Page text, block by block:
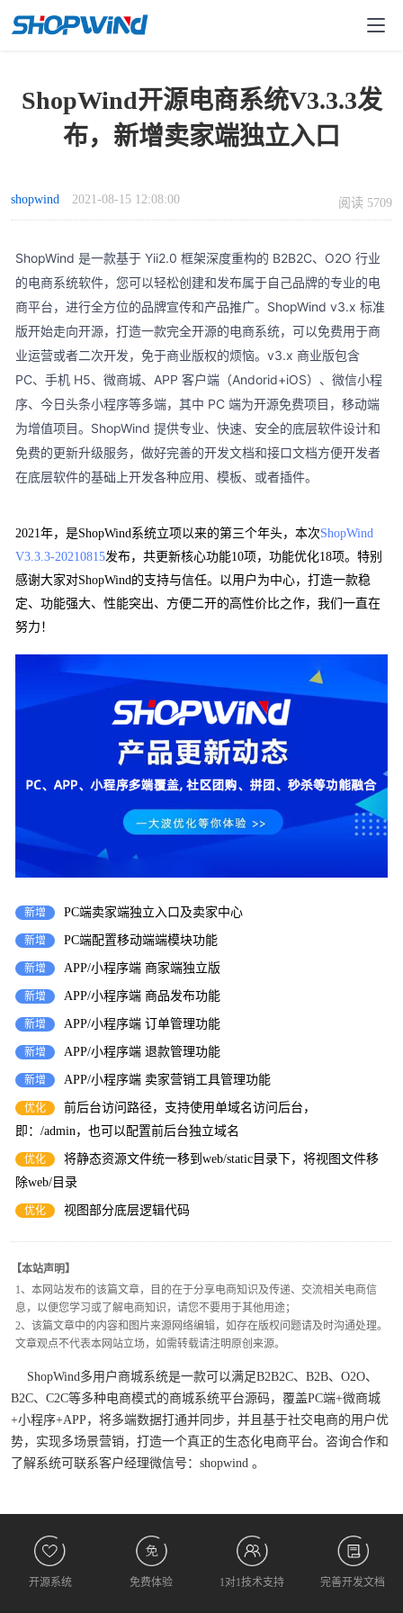
ShopWind开源电商系统V3.3.3发
布，新增卖家端独立入口
shopwind 2021-08-15 12:08:00 阅读 5709
ShopWind 是一款基于 Yii2.0 框架深度重构的 B2B2C、O2O 行业
的电商系统软件，您可以轻松创建和发布属于自己品牌的专业的电
商平台，进行全方位的品牌宣传和产品推广。ShopWind v3.x 标准
版开始走向开源，打造一款完全开源的电商系统，可以免费用于商
业运营或者二次开发，免于商业版权的烦恼。v3.x 商业版包含
PC、手机 H5、微商城、APP 客户端（Andorid+iOS）、微信小程
序、今日头条小程序等多端，其中 PC 端为开源免费项目，移动端
为增值项目。ShopWind 提供专业、快速、安全的底层软件设计和
免费的更新升级服务，做好完善的开发文档和接口文档方便开发者
在底层软件的基础上开发各种应用、模板、或者插件。
2021年，是ShopWind系统立项以来的第三个年头，本次ShopWind
V3.3.3-20210815发布，共更新核心功能10项，功能优化18项。特别
感谢大家对ShopWind的支持与信任。以用户为中心，打造一款稳
定、功能强大、性能突出、方便二开的高性价比之作，我们一直在
努力！
新增 PC端卖家端独立入口及卖家中心
新增 PC端配置移动端端模块功能
新增 APP/小程序端 商家端独立版
新增 APP/小程序端 商品发布功能
新增 APP/小程序端 订单管理功能
新增 APP/小程序端 退款管理功能
新增 APP/小程序端 卖家营销工具管理功能
优化
前后台访问路径，支持使用单域名访问后台，
即：/admin，也可以配置前后台独立域名
优化
将静态资源文件统一移到web/static目录下，将视图文件移
除web/目录
优化 视图部分底层逻辑代码
【本站声明】
1、本网站发布的该篇文章，目的在于分享电商知识及传递、交流相关电商信
息，以便您学习或了解电商知识，请您不要用于其他用途；
2、该篇文章中的内容和图片来源网络编辑，如存在版权问题请及时沟通处理。
文章观点不代表本网站立场，如需转载请注明原创来源。
ShopWind多用户商城系统是一款可以满足B2B2C、B2B、O2O、
B2C、C2C等多种电商模式的商城系统平台源码，覆盖PC端+微商城
+小程序+APP，将多端数据打通并同步，并且基于社交电商的用户优
势，实现多场景营销，打造一个真正的生态化电商平台。咨询合作和
了解系统可联系客户经理微信号：shopwind 。
开源系统 免费体验 1对1技术支持 完善开发文档